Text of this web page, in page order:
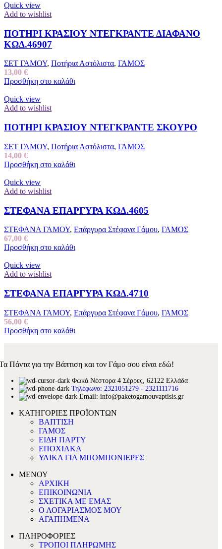
Quick view
Add to wishlist
ΠΟΤΗΡΙ ΚΡΑΣΙΟΥ ΝΤΕΓΚΡΑΝΤΕ ΔΙΑΦΑΝΟ
ΚΩΔ.46907
ΣΕΤ ΓΑΜΟΥ, Ποτήρια Αστόλιστα, ΓΑΜΟΣ
13,00 €
Προσθήκη στο καλάθι
Quick view
Add to wishlist
ΠΟΤΗΡΙ ΚΡΑΣΙΟΥ ΝΤΕΓΚΡΑΝΤΕ ΣΚΟΥΡΟ
ΣΕΤ ΓΑΜΟΥ, Ποτήρια Αστόλιστα, ΓΑΜΟΣ
14,00 €
Προσθήκη στο καλάθι
Quick view
Add to wishlist
ΣΤΕΦΑΝΑ ΕΠΑΡΓΥΡΑ ΚΩΔ.4605
ΣΤΕΦΑΝΑ ΓΑΜΟΥ, Επάργυρα Στέφανα Γάμου, ΓΑΜΟΣ
67,00 €
Προσθήκη στο καλάθι
Quick view
Add to wishlist
ΣΤΕΦΑΝΑ ΕΠΑΡΓΥΡΑ ΚΩΔ.4710
ΣΤΕΦΑΝΑ ΓΑΜΟΥ, Επάργυρα Στέφανα Γάμου, ΓΑΜΟΣ
56,00 €
Προσθήκη στο καλάθι
Πάντα για την Βάπτιση και τον Γάμο σου είναι εδώ!
Φωκά Νέστορα 4 Σέρρες, 62122 Ελλάδα
Τηλέφωνο: 2321051279 - 2321111716
Email: info@paketogamouvaptisis.gr
ΚΑΤΗΓΟΡΙΕΣ ΠΡΟΪΟΝΤΩΝ
ΒΑΠΤΙΣΗ
ΓΑΜΟΣ
ΕΙΔΗ ΠΑΡΤΥ
ΕΠΟΧΙΑΚΑ
ΥΛΙΚΑ ΓΙΑ ΜΠΟΜΠΟΝΙΕΡΕΣ
ΜΕΝΟΥ
ΑΡΧΙΚΗ
ΕΠΙΚΟΙΝΩΝΙΑ
ΣΧΕΤΙΚΑ ΜΕ ΕΜΑΣ
Ο ΛΟΓΑΡΙΑΣΜΟΣ ΜΟΥ
ΑΓΑΠΗΜΕΝΑ
ΠΛΗΡΟΦΟΡΙΕΣ
ΤΡΟΠΟΙ ΠΛΗΡΩΜΗΣ